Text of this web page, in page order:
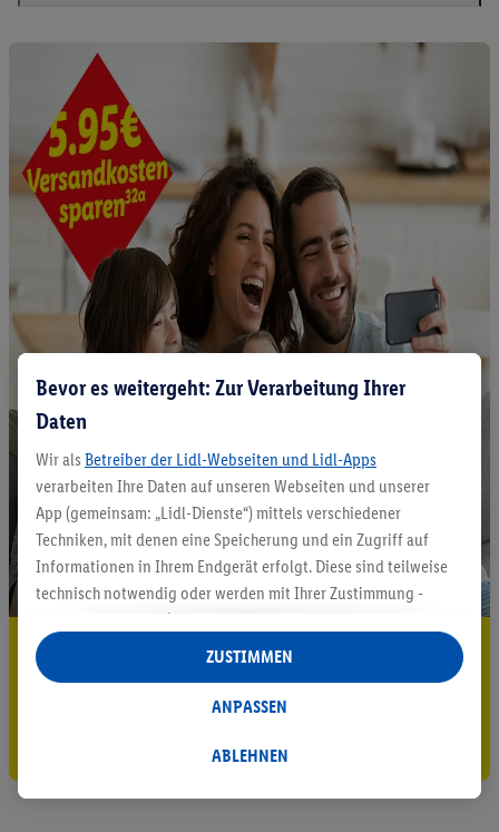
5.95 € Versand sparen³²ᵃ
Jetzt zum Newsletter anmelden
Bevor es weitergeht: Zur Verarbeitung Ihrer
Daten
Wir als Betreiber der Lidl-Webseiten und Lidl-Apps
verarbeiten Ihre Daten auf unseren Webseiten und unserer
App (gemeinsam: „Lidl-Dienste“) mittels verschiedener
Techniken, mit denen eine Speicherung und ein Zugriff auf
Informationen in Ihrem Endgerät erfolgt. Diese sind teilweise
technisch notwendig oder werden mit Ihrer Zustimmung -
auch durch Partner (u.a.
Verantwortliche; im Zusammenhang mit dem IAB TCF
insgesamt
Statistik-Erstellung oder für personalisierte Werbung
Datenverarbeitungen für personalisierte Werbung werden
ABLEHNEN
ANPASSEN
ZUSTIMMEN